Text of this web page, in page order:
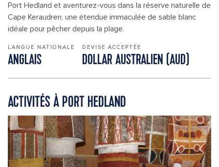
Port Hedland et aventurez-vous dans la réserve naturelle de
Cape Keraudren, une étendue immaculée de sable blanc
idéale pour pêcher depuis la plage.
LANGUE NATIONALE
ANGLAIS
DEVISE ACCEPTÉE
DOLLAR AUSTRALIEN (AUD)
ACTIVITÉS À PORT HEDLAND